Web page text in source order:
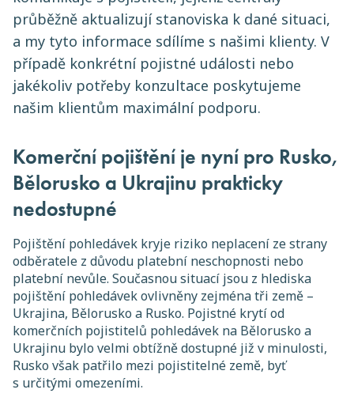
průběžně aktualizují stanoviska k dané situaci,
a my tyto informace sdílíme s našimi klienty. V
případě konkrétní pojistné události nebo
jakékoliv potřeby konzultace poskytujeme
našim klientům maximální podporu.
Komerční pojištění je nyní pro Rusko,
Bělorusko a Ukrajinu prakticky
nedostupné
Pojištění pohledávek kryje riziko neplacení ze strany
odběratele z důvodu platební neschopnosti nebo
platební nevůle. Současnou situací jsou z hlediska
pojištění pohledávek ovlivněny zejména tři země –
Ukrajina, Bělorusko a Rusko. Pojistné krytí od
komerčních pojistitelů pohledávek na Bělorusko a
Ukrajinu bylo velmi obtížně dostupné již v minulosti,
Rusko však patřilo mezi pojistitelné země, byť
s určitými omezeními.